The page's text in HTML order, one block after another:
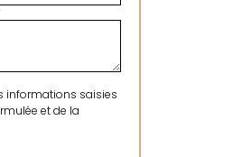
informations saisies
et de la